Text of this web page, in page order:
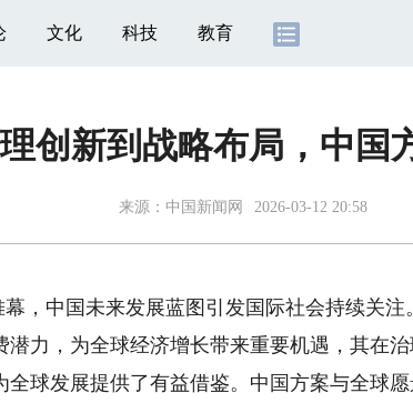
文化 科技 教育
创新到战略布局，中国
来源： 中国新闻网 2026-03-12 20:58
中国未来发展蓝图引发国际社会持续关注
力，为全球经济增长带来重要机遇，其在治
球发展提供了有益借鉴。中国方案与全球